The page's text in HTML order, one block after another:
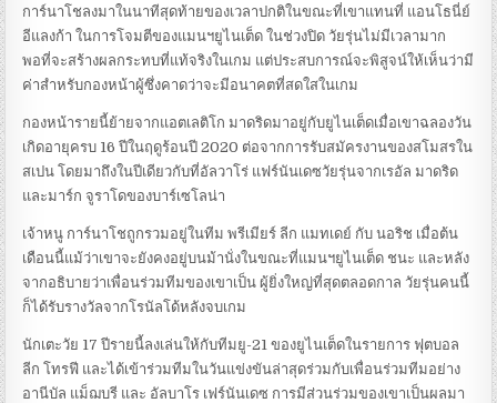
การ์นาโชลงมาในนาทีสุดท้ายของเวลาปกติในขณะที่เขาแทนที่ แอนโธนี่ย์
อีแลงก้า ในการโจมตีของแมนฯยูไนเต็ด ในช่วงปิด วัยรุ่นไม่มีเวลามาก
พอที่จะสร้างผลกระทบที่แท้จริงในเกม แต่ประสบการณ์จะพิสูจน์ให้เห็นว่ามี
ค่าสำหรับกองหน้าผู้ซึ่งคาดว่าจะมีอนาคตที่สดใสในเกม
กองหน้ารายนี้ย้ายจากแอตเลติโก มาดริดมาอยู่กับยูไนเต็ดเมื่อเขาฉลองวัน
เกิดอายุครบ 16 ปีในฤดูร้อนปี 2020 ต่อจากการรับสมัครงานของสโมสรใน
สเปน โดยมาถึงในปีเดียวกับที่อัลวาโร่ แฟร์นันเดซวัยรุ่นจากเรอัล มาดริด
และมาร์ก จูราโดของบาร์เซโลน่า
เจ้าหนู การ์นาโชถูกรวมอยู่ในทีม พรีเมียร์ ลีก แมทเดย์ กับ นอริช เมื่อต้น
เดือนนี้แม้ว่าเขาจะยังคงอยู่บนม้านั่งในขณะที่แมนฯยูไนเต็ด ชนะ และหลัง
จากอธิบายว่าเพื่อนร่วมทีมของเขาเป็น ผู้ยิ่งใหญ่ที่สุดตลอดกาล วัยรุ่นคนนี้
ก็ได้รับรางวัลจากโรนัลโด้หลังจบเกม
นักเตะวัย 17 ปีรายนี้ลงเล่นให้กับทีมยู-21 ของยูไนเต็ดในรายการ ฟุตบอล
ลีก โทรฟี และได้เข้าร่วมทีมในวันแข่งขันล่าสุดร่วมกับเพื่อนร่วมทีมอย่าง
อานีบัล แม็ฌบรี และ อัลบาโร เฟร์นันเดซ การมีส่วนร่วมของเขาเป็นผลมา